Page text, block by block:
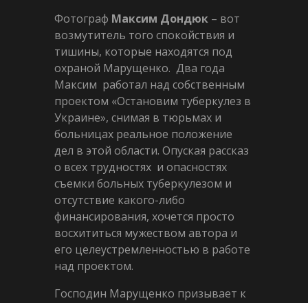
Фотограф Максим Дондюк – вот
возмутитель того спокойствия и
тишины, которые находятся под
охраной Марущенко. Два года
Максим работал над собственным
проектом «Остановим туберкулез в
Украине», снимая в тюрьмах и
больницах реальное положение
дел в этой области. Опуская рассказ
о всех трудностях и опасностях
съемки больных туберкулезом и
отсутствие какого-либо
финансирования, хочется просто
восхититься мужеством автора и
его целеустремленностью в работе
над проектом.
Господин Марущенко призывает к